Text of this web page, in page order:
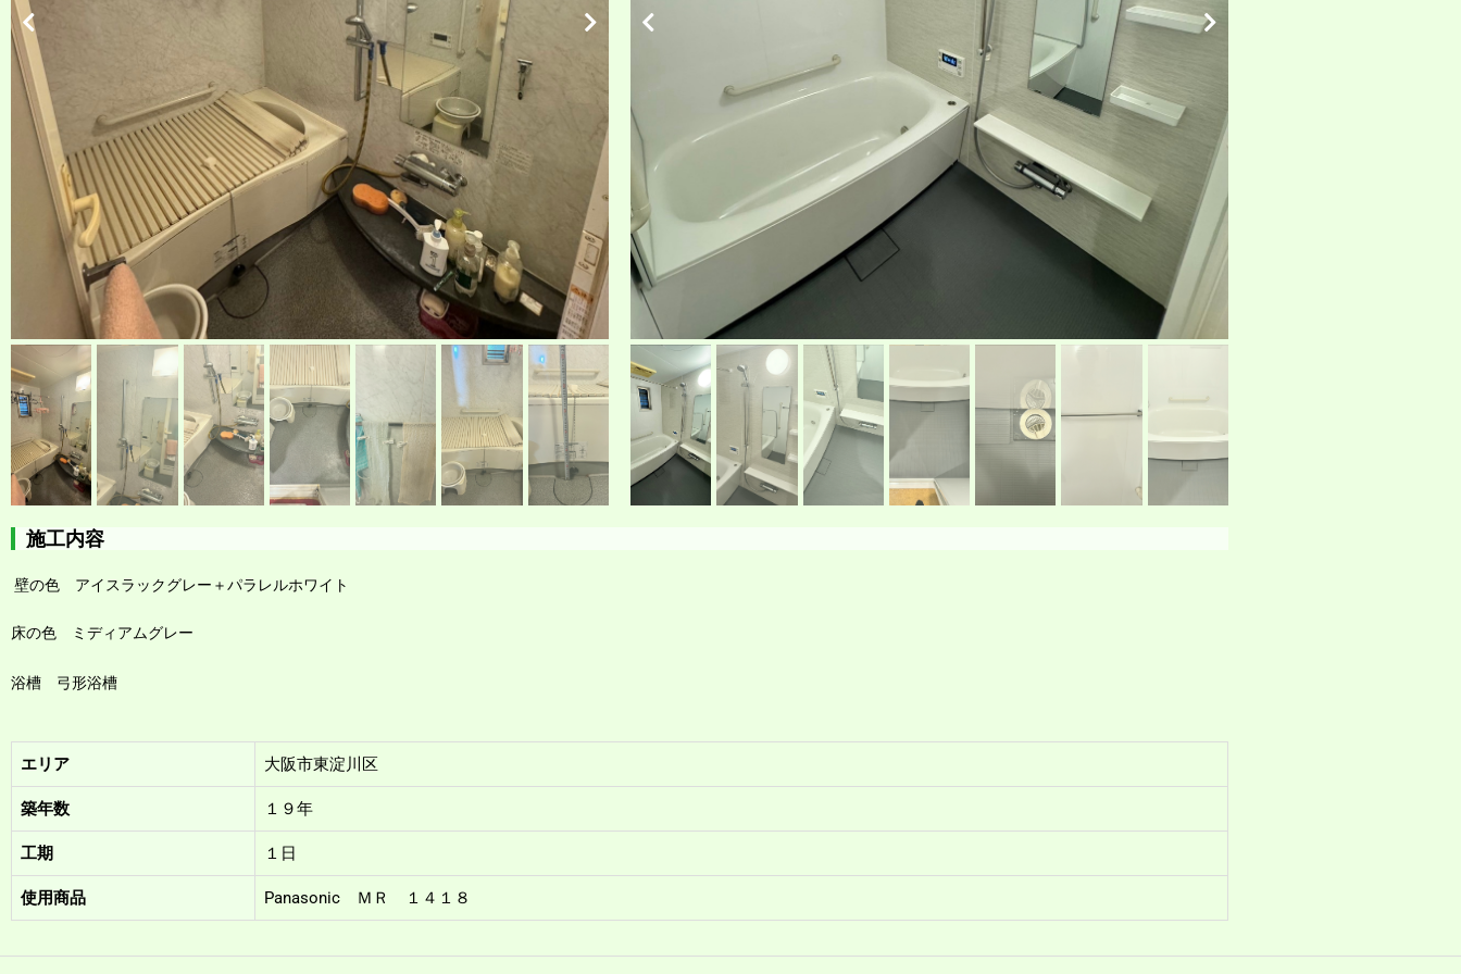
施工内容
壁の色 アイスラックグレー＋パラレルホワイト
床の色 ミディアムグレー
浴槽 弓形浴槽
エリア 大阪市東淀川区
築年数 １９年
工期 １日
使用商品 Panasonic ＭＲ １４１８